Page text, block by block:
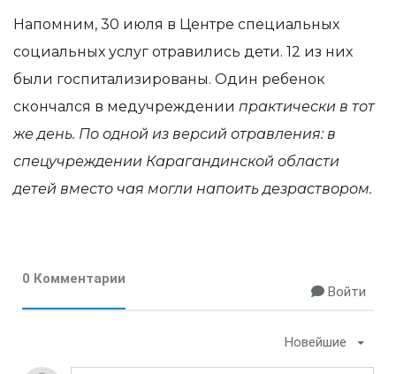
Напомним, 30 июля в Центре специальных
социальных услуг отравились дети. 12 из них
были госпитализированы. Один ребенок
скончался в медучреждении практически в тот
же день. По одной из версий отравления: в
спецучреждении Карагандинской области
детей вместо чая могли напоить дезраствором.
0 Комментарии
Войти
Новейшие